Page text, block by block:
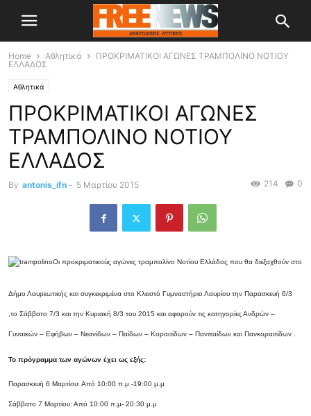
Home Αθλητικά
ΠΡΟΚΡΙΜΑΤΙΚΟΙ ΑΓΩΝΕΣ ΤΡΑΜΠΟΛΙΝΟ ΝΟΤΙΟΥ
ΕΛΛΑΔΟΣ
Αθλητικά
ΠΡΟΚΡΙΜΑΤΙΚΟΙ ΑΓΩΝΕΣ
ΤΡΑΜΠΟΛΙΝΟ ΝΟΤΙΟΥ
ΕΛΛΑΔΟΣ
By antonis_ifn - 5 Μαρτίου 2015 0
214
Οι προκριματικούς αγώνες τραμπολίνο Νοτίου Ελλάδος που θα διεξαχθούν στο
Δήμο Λαυρεωτικής και συγκεκριμένα στο Κλειστό Γυμναστήριο Λαυρίου την Παρασκευή 6/3
,το Σάββατο 7/3 και την Κυριακή 8/3 του 2015 και αφορούν τις κατηγορίες Ανδρών –
Γυναικών – Εφήβων – Νεανίδων – Παίδων – Κορασίδων – Πανπαίδων και Πανκορασίδων .
Το πρόγραμμα των αγώνων έχει ως εξής:
Παρασκευή 6 Μαρτίου: Από 10:00 π.μ -19:00 μ.μ
Σάββατο 7 Μαρτίου: Από 10:00 π.μ- 20:30 μ.μ